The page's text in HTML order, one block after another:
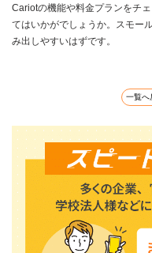
Cariotの機能や料金プランをチ
てはいかがでしょうか。スモー
み出しやすいはずです。
一覧へ